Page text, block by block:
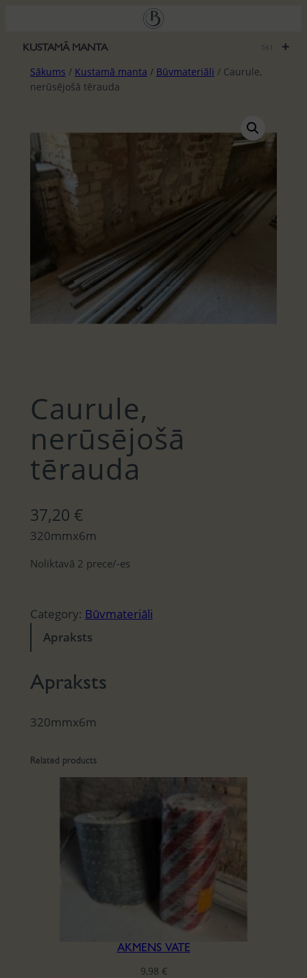
saturu
+
KUSTAMĀ MANTA
Sākums / Kustamā manta / Būvmateriāli / Caurule,
nerūsējošā tērauda
Caurule,
nerūsējošā
tērauda
37,20 €
320mmx6m
Noliktavā 2 prece/-es
Category: Būvmateriāli
Apraksts
Apraksts
320mmx6m
Related products
AKMENS VATE
9,98 €